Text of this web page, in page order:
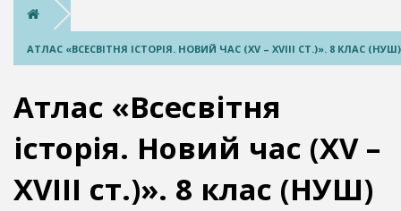
АТЛАС «ВСЕСВІТНЯ ІСТОРІЯ. НОВИЙ ЧАС (XV – XVIII СТ.)». 8 КЛАС (НУШ)
Атлас «Всесвітня
історія. Новий час (XV –
XVIII ст.)». 8 клас (НУШ)